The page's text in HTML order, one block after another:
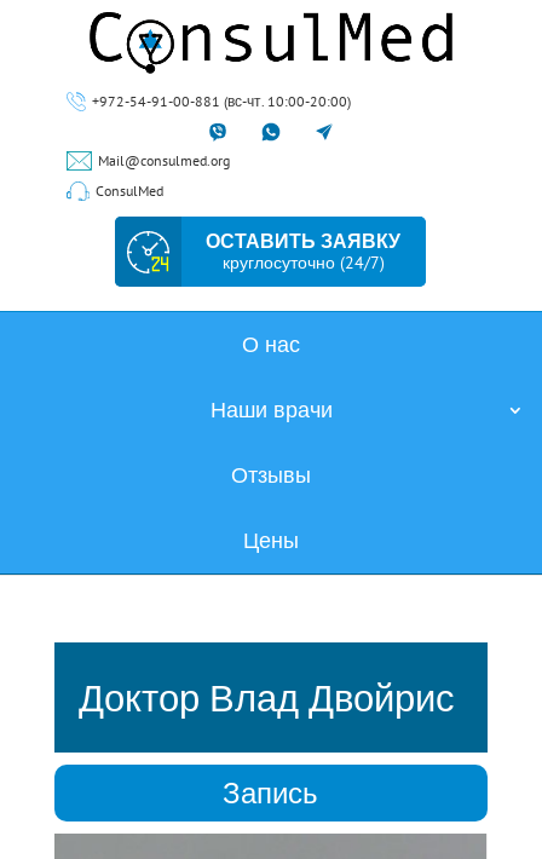
+972-54-91-00-881 (вс-чт. 10:00-20:00)
Mail@consulmed.org
ConsulMed
ОСТАВИТЬ ЗАЯВКУ
круглосуточно (24/7)
О нас
Наши врачи
Отзывы
Цены
Доктор Влад Двойрис
Запись